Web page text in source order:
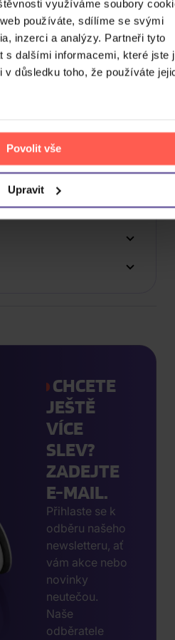
využíváme soubory
používáte, sdílíme se svými
inzerci a analýzy. Partneři tyto
s dalšími informacemi, které jste
v důsledku toho, že používáte
Povolit vše
Upravit
CHCETE
JEŠTĚ
VÍCE
SLEV?
ZADEJTE
E-MAIL.
Přihlaste se k
odběru našeho
newsletteru, ať
vám akce nebo
novinky
neutečou.
Naše
odběratele